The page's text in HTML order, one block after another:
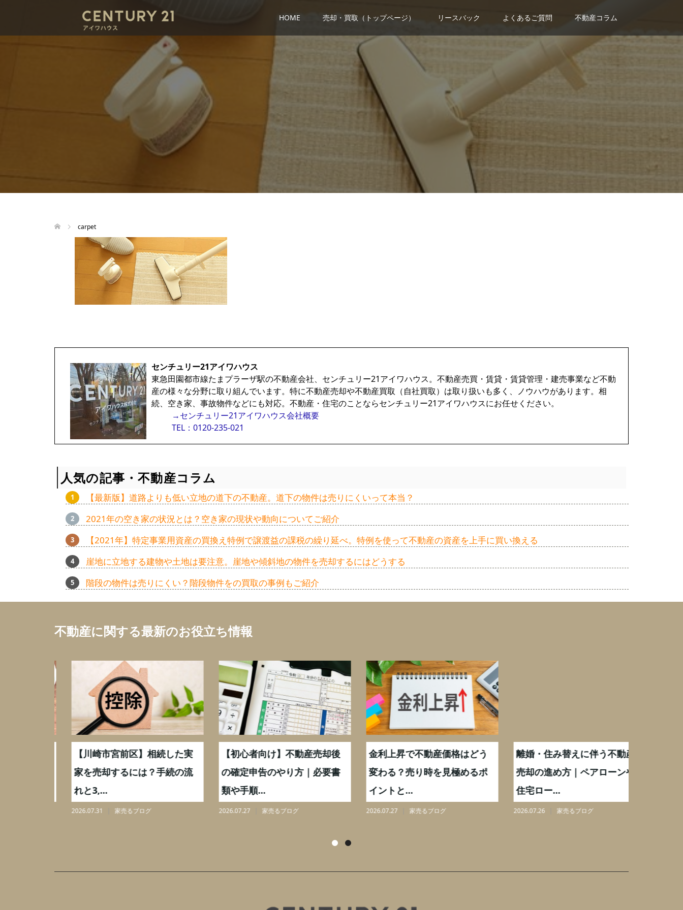
HOME 売却・買取（トップページ） リースバック よくあるご質問 不動産コラム
carpet
センチュリー21アイワハウス
東急田園都市線たまプラーザ駅の不動産会社、センチュリー21アイワハウス。不動産売買・賃貸・賃貸管理・建売事業など不動
産の様々な分野に取り組んでいます。特に不動産売却や不動産買取（自社買取）は取り扱いも多く、ノウハウがあります。相
続、空き家、事故物件などにも対応。不動産・住宅のことならセンチュリー21アイワハウスにお任せください。
→センチュリー21アイワハウス会社概要
TEL：0120-235-021
人気の記事・不動産コラム
【最新版】道路よりも低い立地の道下の不動産。道下の物件は売りにくいって本当？
2021年の空き家の状況とは？空き家の現状や動向についてご紹介
【2021年】特定事業用資産の買換え特例で譲渡益の課税の繰り延べ。特例を使って不動産の資産を上手に買い換える
崖地に立地する建物や土地は要注意。崖地や傾斜地の物件を売却するにはどうする
階段の物件は売りにくい？階段物件をの買取の事例もご紹介
不動産に関する最新のお役立ち情報
【川崎市宮前区】相続した実
家を売却するには？手続の流
れと3,...
2026.07.31 家売るブログ
【初心者向け】不動産売却後
の確定申告のやり方｜必要書
類や手順...
2026.07.27 家売るブログ
金利上昇で不動産価格はどう
変わる？売り時を見極めるポ
イントと...
2026.07.27 家売るブログ
離婚・住み替えに伴う不動産
売却の進め方｜ペアローンや
住宅ロー...
2026.07.26 家売るブログ